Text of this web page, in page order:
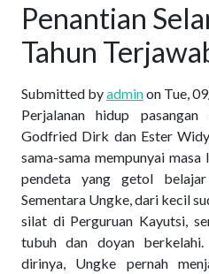
Penantian
Tahun
Submitted byadminon Tue,
Perjalanan hidup
Godfried Dirk dan Ester
sama-sama mempunyai masa
pendeta yang getol
Sementara Ungke, dari kecil
silat di Perguruan Kayutsi,
tubuh dan doyan
dirinya, Ungke pernah